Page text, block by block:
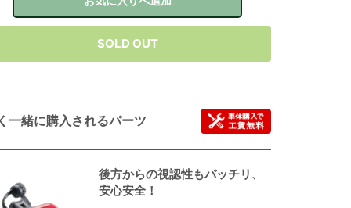
SOLD OUT
一緒に購入されるパーツ
後方からの視認性もバッチリ、
安心安全！